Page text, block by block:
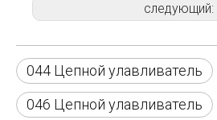
следующий:
044 Цепной улавливатель
046 Цепной улавливатель